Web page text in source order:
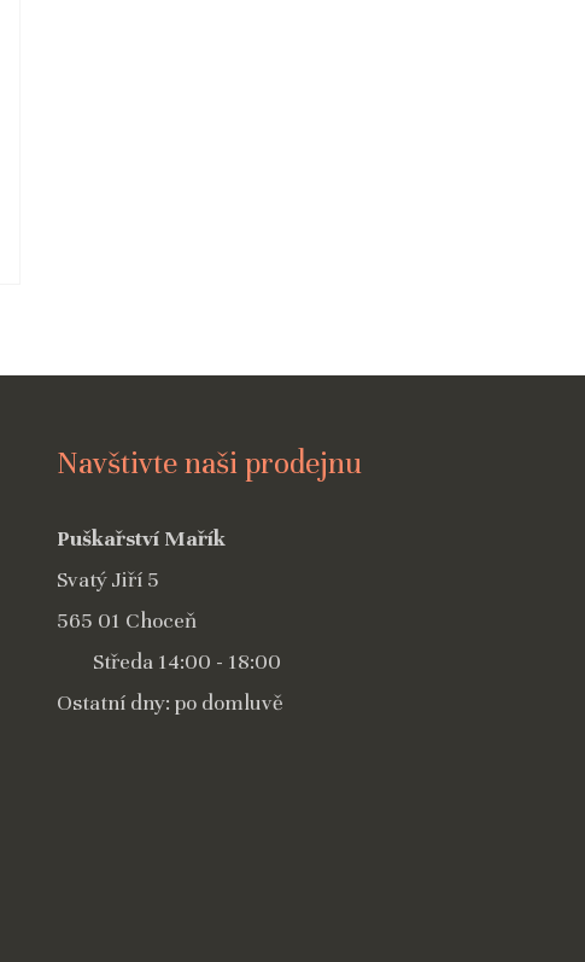
Navštivte naši prodejnu
Puškařství Mařík
Svatý Jiří 5
565 01 Choceň
Středa 14:00 - 18:00
Ostatní dny: po domluvě